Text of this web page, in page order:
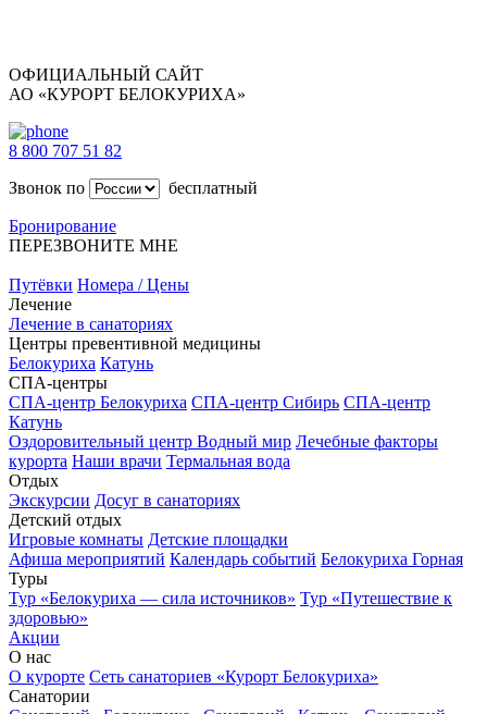
ОФИЦИАЛЬНЫЙ САЙТ
АО «КУРОРТ БЕЛОКУРИХА»
8 800 707 51 82
Звонок по
бесплатный
Бронирование
ПЕРЕЗВОНИТЕ МНЕ
Путёвки Номера / Цены
Лечение
Лечение в санаториях
Центры превентивной медицины
Белокуриха Катунь
СПА-центры
СПА-центр Белокуриха СПА-центр Сибирь СПА-центр
Катунь
Оздоровительный центр Водный мир Лечебные факторы
курорта Наши врачи Термальная вода
Отдых
Экскурсии Досуг в санаториях
Детский отдых
Игровые комнаты Детские площадки
Афиша мероприятий Календарь событий Белокуриха Горная
Туры
Тур «Белокуриха — сила источников» Тур «Путешествие к
здоровью»
Акции
О нас
О курорте Сеть санаториев «Курорт Белокуриха»
Санатории